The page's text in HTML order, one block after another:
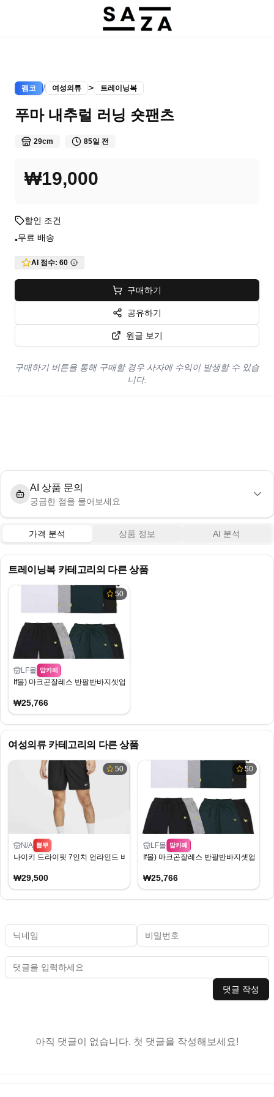
펨코 / 여성의류 > 트레이닝복
푸마 내추럴 러닝 숏팬츠
29cm 85일 전
₩19,000
할인 조건
•무료 배송
AI 점수: 60
구매하기
공유하기
원글 보기
구매하기 버튼을 통해 구매할 경우 사자에 수익이 발생할 수 있습
니다.
AI 상품 문의
궁금한 점을 물어보세요
가격 분석 상품 정보 AI 분석
트레이닝복 카테고리의 다른 상품
50
LF몰 맘카페
If몰) 마크곤잘레스 반팔반바지셋업 6종 25,766원 무배
₩25,766
여성의류카테고리의 다른 상품
50
N/A 뽐뿌
나이키 드라이핏 7인치 언라인드 버서타일 쇼츠
₩29,500
50
LF몰 맘카페
If몰) 마크곤잘레스 반팔반바지셋업 6종
₩25,766
댓글 작성
아직 댓글이 없습니다. 첫 댓글을 작성해보세요!